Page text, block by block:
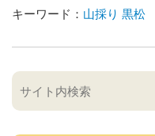
キーワード： 山採り 黒松